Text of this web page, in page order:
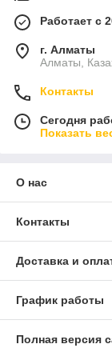
Работает с
г. Алматы
Алматы,
Контакты
Сегодня
Показать
О нас
Контакты
Доставка и
График работы
Полная версия